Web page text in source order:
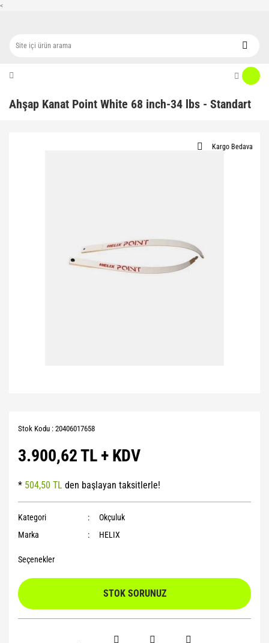
<
Ahşap Kanat Point White 68 inch-34 lbs - Standart
Kargo Bedava
Stok Kodu : 20406017658
3.900,62 TL + KDV
* 504,50 TL den başlayan taksitlerle!
Kategori
Okçuluk
Marka
HELIX
Seçenekler
STOK SORUNUZ